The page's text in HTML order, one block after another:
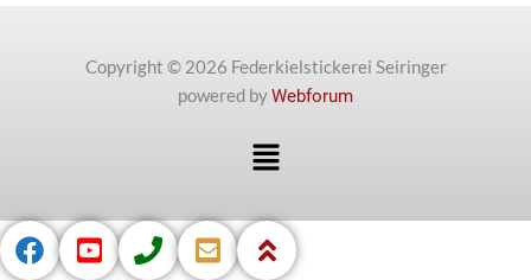
Copyright © 2026 Federkielstickerei Seiringer
powered byWebforum
Menü